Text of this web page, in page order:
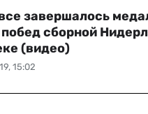
15:02
завершалось
сборной
(видео)